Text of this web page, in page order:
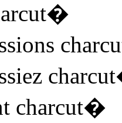
�
charcut
charcut�